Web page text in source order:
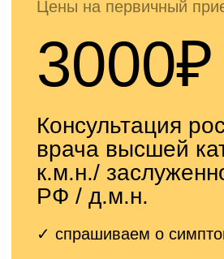
3200₽
Цены на первичный прием
✓ спрашиваем о симптомах
✓ проводим полный осмотр
Консультация Казарезова
Олега Владимировича